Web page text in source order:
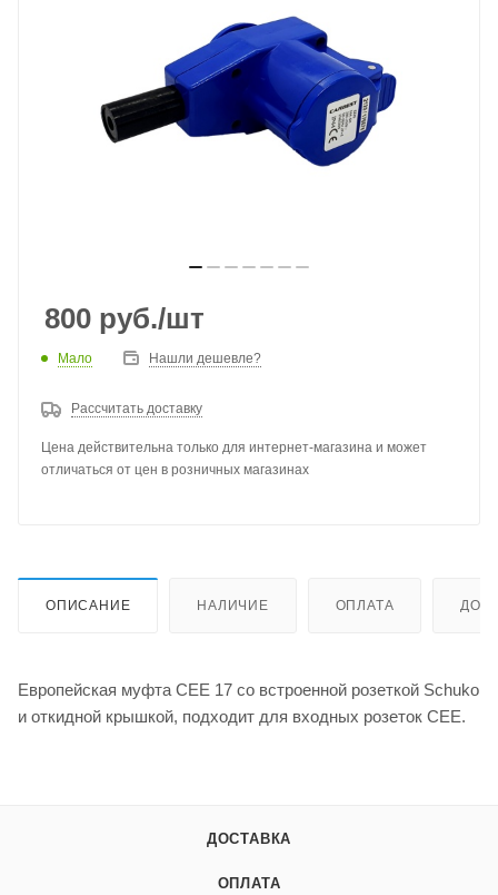
800 руб./шт
Мало Нашли дешевле?
Рассчитать доставку
Цена действительна только для интернет-магазина и может
отличаться от цен в розничных магазинах
ОПИСАНИЕ НАЛИЧИЕ ОПЛАТА
Европейская муфта CEE 17 со встроенной розеткой Schuko
и откидной крышкой, подходит для входных розеток CEE.
ДОСТАВКА
ОПЛАТА